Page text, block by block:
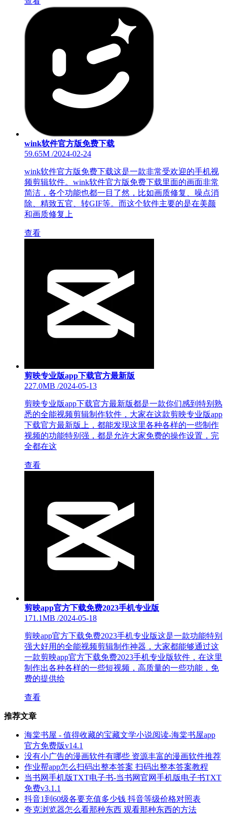
wink软件官方版免费下载
59.65M /2024-02-24
wink软件官方版免费下载这是一款非常受欢迎的手机视
频剪辑软件。wink软件官方版免费下载里面的画面非常
简洁，各个功能也都一目了然，比如画质修复、噪点消
除、精致五官、转GIF等。而这个软件主要的是在美颜
和画质修复上
查看
剪映专业版app下载官方最新版
227.0MB /2024-05-13
剪映专业版app下载官方最新版都是一款你们感到特别熟
悉的全能视频剪辑制作软件，大家在这款剪映专业版app
下载官方最新版上，都能发现这里各种各样的一些制作
视频的功能特别强，都是允许大家免费的操作设置，完
全都在这
查看
剪映app官方下载免费2023手机专业版
171.1MB /2024-05-18
剪映app官方下载免费2023手机专业版这是一款功能特别
强大好用的全能视频剪辑制作神器，大家都能够通过这
一款剪映app官方下载免费2023手机专业版软件，在这里
制作出各种各样的一些短视频，高质量的一些功能，免
费的提供给
查看
推荐文章
海棠书屋 - 值得收藏的宝藏文学小说阅读-海棠书屋app
官方免费版v14.1
没有小广告的漫画软件有哪些 资源丰富的漫画软件推荐
作业帮app怎么扫码出整本答案 扫码出整本答案教程
当书网手机版TXT电子书-当书网官网手机版电子书TXT
免费v3.1.1
抖音1到60级各要充值多少钱 抖音等级价格对照表
夸克浏览器怎么看那种东西 观看那种东西的方法